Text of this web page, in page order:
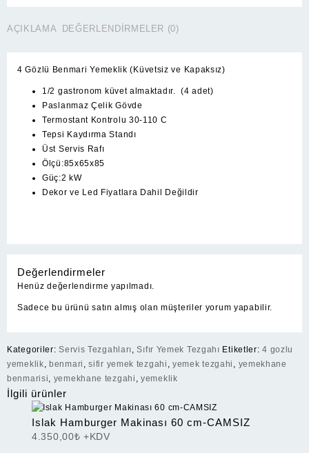
AÇIKLAMA DEĞERLENDIRMELER (0)
4 Gözlü Benmari Yemeklik (Küvetsiz ve Kapaksız)
1/2 gastronom küvet almaktadır. (4 adet)
Paslanmaz Çelik Gövde
Termostant Kontrolu 30-110 C
Tepsi Kaydırma Standı
Üst Servis Rafı
Ölçü:85x65x85
Güç:2 kW
Dekor ve Led Fiyatlara Dahil Değildir
Değerlendirmeler
Henüz değerlendirme yapılmadı.
Sadece bu ürünü satın almış olan müşteriler yorum yapabilir.
Kategoriler:Servis Tezgahları ,Sıfır Yemek Tezgahı Etiketler:4 gozlu
yemeklik ,benmari ,sifir yemek tezgahi ,yemek tezgahi
yemekhane
benmarisi
yemekhane tezgahi ,yemeklik
İlgili ürünler
Islak Hamburger Makinası 60 cm-CAMSIZ
4.350,00₺ +KDV